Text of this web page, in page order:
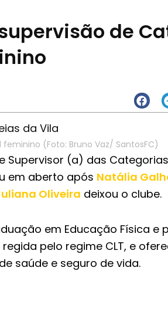
de
(Foto: Bruno Vaz/ SantosFC)
(a) das
em aberto após Natália
Oliveira deixou o clube.
em Educação Física e
pelo regime CLT, e
saúde e seguro de vida.